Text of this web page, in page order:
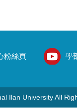
粉絲頁 學
Ilan University All